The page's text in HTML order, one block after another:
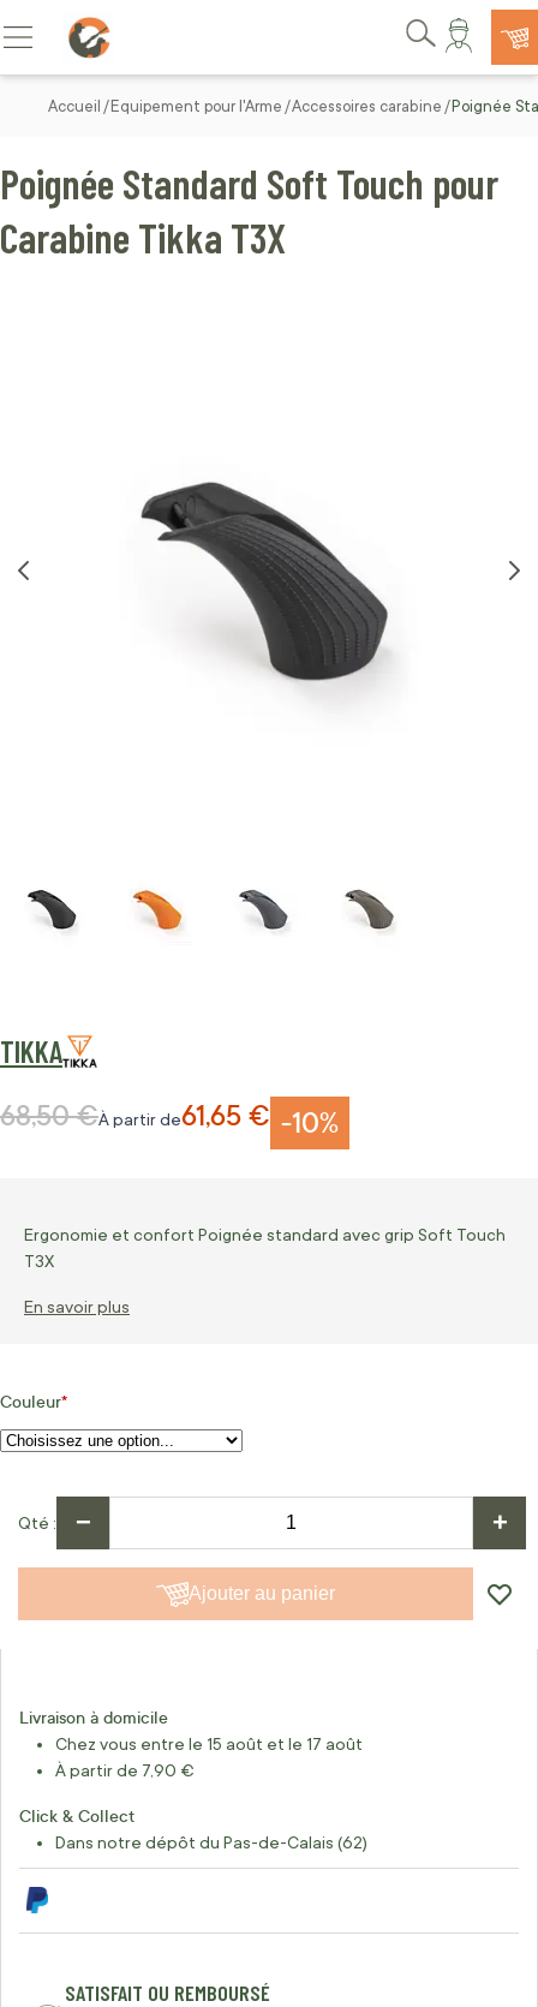
Allez au contenu
Basculer la navigation
Rechercher
Accueil Equipement pour l'Arme Accessoires carabine Poignée
TIKKA
Poignée Standard Soft Touch pour
Carabine Tikka T3X
-10%
À partir de61,65 €
Prix normal
68,50 €
Ergonomie et confort Poignée standard avec grip Soft Touch
T3X
En savoir plus
Couleur
Qté − +
Ajouter au panier
Livraison à domicile
Chez vous entre le 15 août et le 17 août
À partir de 7,90 €
Click & Collect
Dans notre dépôt du Pas-de-Calais (62)
SATISFAIT OU REMBOURSÉ